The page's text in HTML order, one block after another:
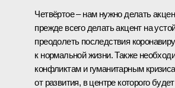
Четвёртое – нам нужно делать
прежде всего делать акцент на
преодолеть последствия
к нормальной жизни. Также
конфликтам и гуманитарным
от развития, в центре которого